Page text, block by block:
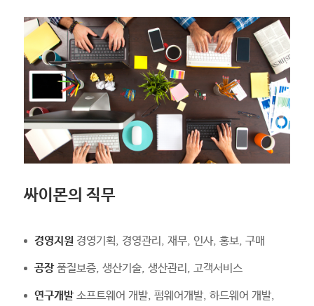
싸이몬의 직무
경영지원 경영기획, 경영관리, 재무, 인사, 홍보, 구매
공장품질보증, 생산기술, 생산관리, 고객서비스
연구개발소프트웨어 개발, 펌웨어개발, 하드웨어 개발,